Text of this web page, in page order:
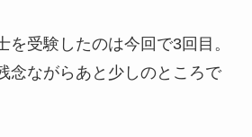
を受験したのは今回で3回目。
念ながらあと少しのところで